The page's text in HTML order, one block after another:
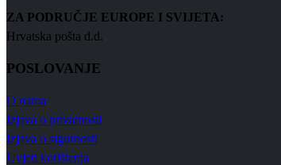
ZA PODRUČJE EUROPE I SVIJETA:
Hrvatska pošta d.d.
POSLOVANJE
O nama
Izjava o privatnosti
Izjava o sigurnosti
Uvjeti korištenja